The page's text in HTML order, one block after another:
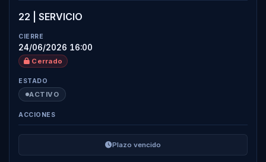
22 | SERVICIO
24/06/2026 16:00
Cerrado
ACTIVO
Plazo vencido